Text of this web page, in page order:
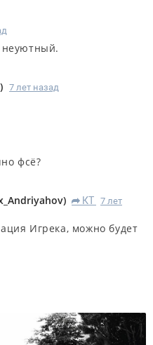
) 7 лет назад
фсё?
) R КT 7 лет
Игрека, можно будет